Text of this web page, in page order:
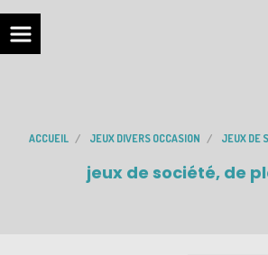
ACCUEIL JEUX DIVERS OCCASION JEUX DE
jeux de société, de